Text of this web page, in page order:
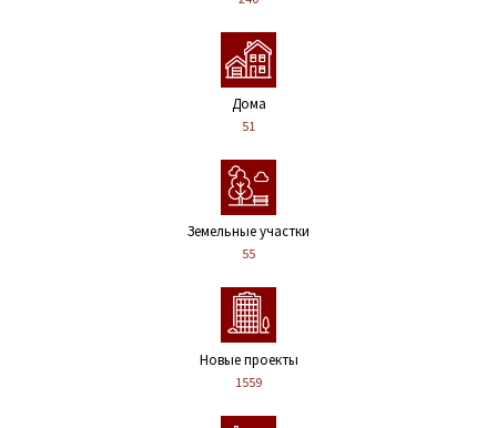
Дома
51
Земельные участки
55
Новые проекты
1559